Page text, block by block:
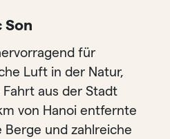
Son
für
Luft in der Natur,
aus der Stadt
von Hanoi entfernte
und zahlreiche